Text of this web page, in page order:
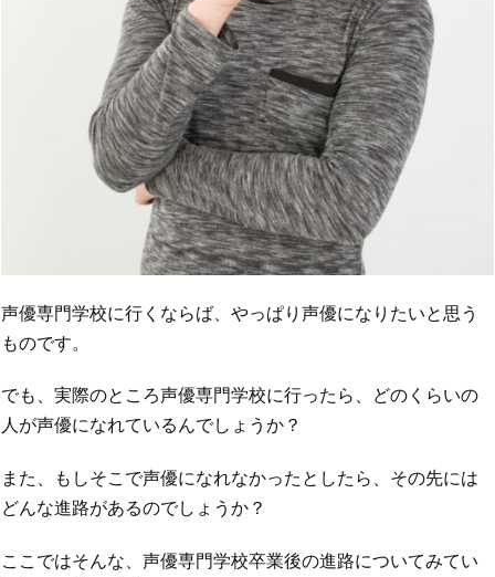
声優専門学校に行くならば、やっぱり声優になりたいと思う
ものです。
でも、実際のところ声優専門学校に行ったら、どのくらいの
人が声優になれているんでしょうか？
また、もしそこで声優になれなかったとしたら、その先には
どんな進路があるのでしょうか？
ここではそんな、声優専門学校卒業後の進路についてみてい